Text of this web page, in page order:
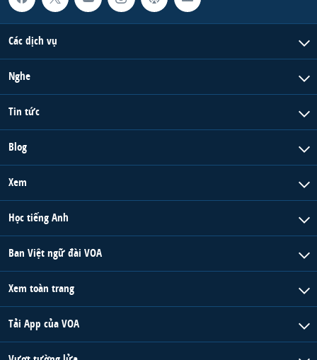
Các dịch vụ
Nghe
Tin tức
Blog
Xem
Học tiếng Anh
Ban Việt ngữ đài VOA
Xem toàn trang
Tải App của VOA